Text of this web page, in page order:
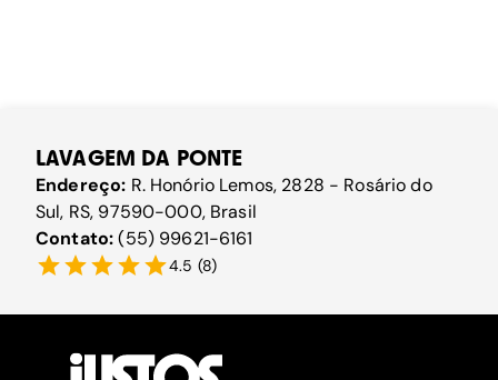
LAVAGEM DA PONTE
Endereço: R. Honório Lemos, 2828 - Rosário do
Sul, RS, 97590-000, Brasil
Contato:(55) 99621-6161
4.5 (8)